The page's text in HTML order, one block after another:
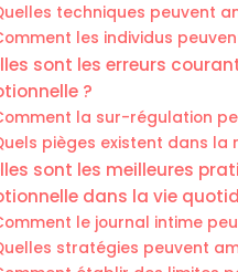
techniques peuvent
les individus
sont les erreurs
?
la sur-régulation
pièges existent dans la
sont les meilleures
dans la vie
le journal intime
stratégies peuvent